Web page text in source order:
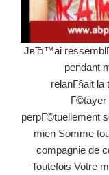
"JвЂ™ai
pendant
relanГ§ait
Г©tayer
perpГ©tuellement
mien Somme
compagnie de
Toutefois Votre